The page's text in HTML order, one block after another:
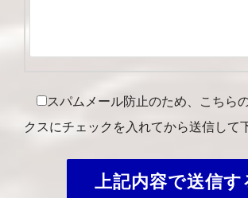
スパムメール防止のため、こちら
クスにチェックを入れてから送信して